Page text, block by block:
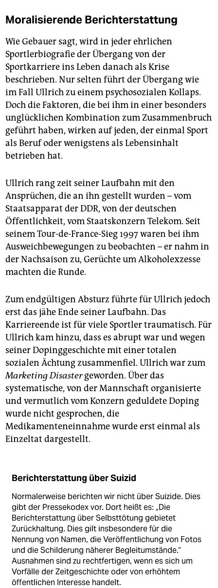
Moralisierende Berichterstattung
Wie Gebauer sagt, wird in jeder ehrlichen
Sportlerbiografie der Übergang von der
Sportkarriere ins Leben danach als Krise
beschrieben. Nur selten führt der Übergang wie
im Fall Ullrich zu einem psychosozia­len Kollaps.
Doch die Faktoren, die bei ihm in einer besonders
unglücklichen Kombination zum Zusammenbruch
geführt haben, wirken auf jeden, der einmal Sport
als Beruf oder wenigstens als Lebens­inhalt
betrieben hat.
Ullrich rang zeit seiner Laufbahn mit den
Ansprüchen, die an ihn gestellt wurden – vom
Staats­apparat der DDR, von der deutschen
Öffentlichkeit, vom Staatskonzern Telekom. Seit
seinem Tour-de-France-Sieg 1997 waren bei ihm
Ausweichbewegungen zu beobachten – er nahm in
der Nachsaison zu, Gerüchte um Alkoholexzesse
machten die Runde.
Zum endgültigen Absturz führte für Ullrich jedoch
erst das jähe Ende seiner Laufbahn. Das
Karriereende ist für viele Sportler traumatisch. Für
Ullrich kam hinzu, dass es abrupt war und wegen
seiner Dopinggeschichte mit einer totalen
sozialen Ächtung zusammenfiel. Ullrich war zum
Marketing Disastergeworden. Über das
systematische, von der Mannschaft organisierte
und vermutlich vom Konzern geduldete Doping
wurde nicht gesprochen, die
Medikamenteneinnahme wurde erst einmal als
Einzeltat dargestellt.
Berichterstattung über Suizid
Normalerweise berichten wir nicht über Suizide. Dies
gibt der Pressekodex vor. Dort heißt es: „Die
Berichterstattung über Selbsttötung gebietet
Zurückhaltung. Dies gilt insbesondere für die
Nennung von Namen, die Veröffentlichung von Fotos
und die Schilderung näherer Begleitumstände.“
Ausnahmen sind zu rechtfertigen, wenn es sich um
Vorfälle der Zeitgeschichte oder von erhöhtem
öffentlichen Interesse handelt.